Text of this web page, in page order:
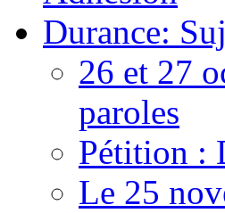
Durance:
26 et 27
paroles
Pétition :
Le 25